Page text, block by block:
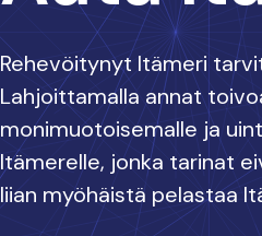
Rehevöitynyt Itämeri
Lahjoittamalla annat
monimuotoisemalle ja
Itämerelle, jonka tarinat
liian myöhäistä pelastaa